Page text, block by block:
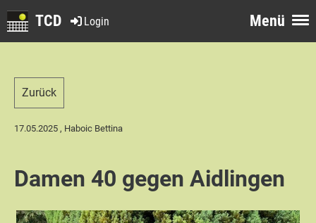
Menü
Login
TCD
Zurück
17.05.2025 , Haboic Bettina
Damen 40 gegen Aidlingen